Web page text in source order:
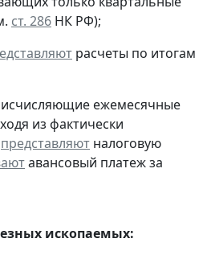
ст. 286 НК РФ);
расчеты по итогам
ежемесячные
из фактически
представляют налоговую
авансовый платеж за
ископаемых: